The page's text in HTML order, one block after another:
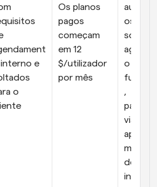
e
o
Os planos
pagos
começam
em 12
$/utilizador
por mês
os,
o de
,
via
móvel,
de